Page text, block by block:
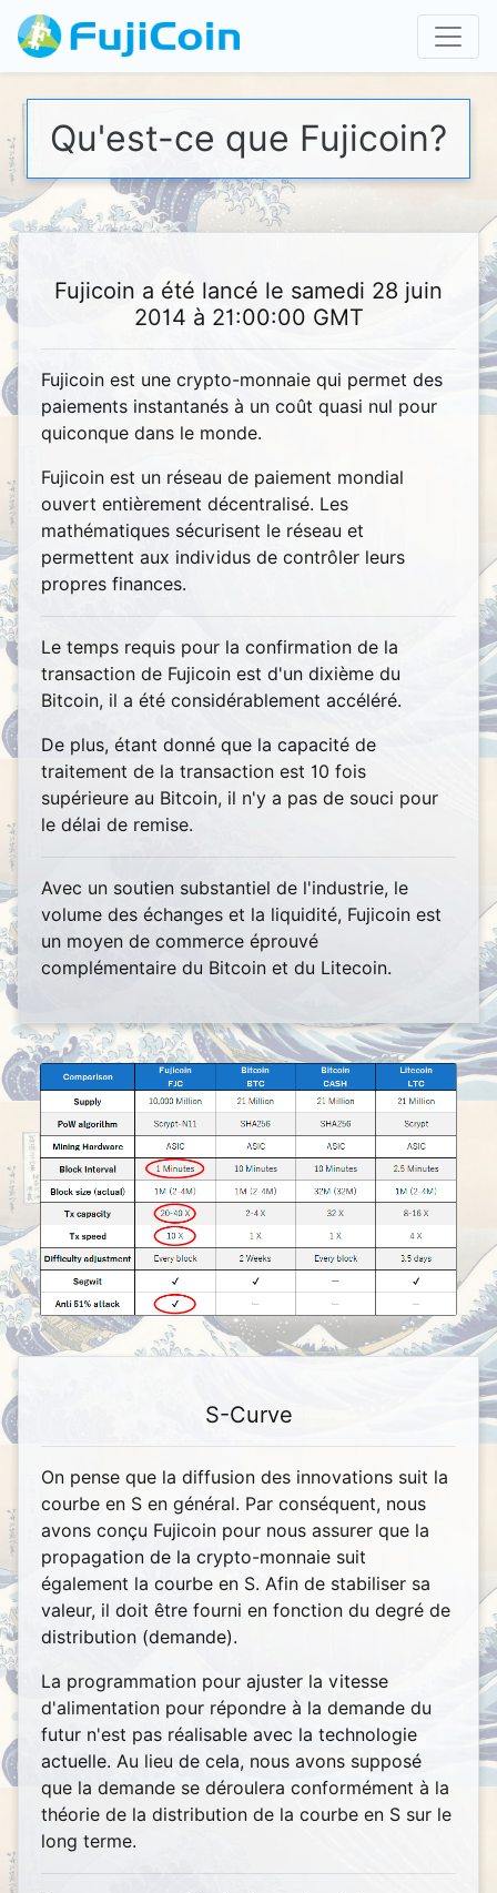
Qu'est-ce que Fujicoin?
Fujicoin a été lancé le samedi 28 juin
2014 à 21:00:00 GMT
Fujicoin est une crypto-monnaie qui permet des
paiements instantanés à un coût quasi nul pour
quiconque dans le monde.
Fujicoin est un réseau de paiement mondial
ouvert entièrement décentralisé. Les
mathématiques sécurisent le réseau et
permettent aux individus de contrôler leurs
propres finances.
Le temps requis pour la confirmation de la
transaction de Fujicoin est d'un dixième du
Bitcoin, il a été considérablement accéléré.
De plus, étant donné que la capacité de
traitement de la transaction est 10 fois
supérieure au Bitcoin, il n'y a pas de souci pour
le délai de remise.
Avec un soutien substantiel de l'industrie, le
volume des échanges et la liquidité, Fujicoin est
un moyen de commerce éprouvé
complémentaire du Bitcoin et du Litecoin.
S-Curve
On pense que la diffusion des innovations suit la
courbe en S en général. Par conséquent, nous
avons conçu Fujicoin pour nous assurer que la
propagation de la crypto-monnaie suit
également la courbe en S. Afin de stabiliser sa
valeur, il doit être fourni en fonction du degré de
distribution (demande).
La programmation pour ajuster la vitesse
d'alimentation pour répondre à la demande du
futur n'est pas réalisable avec la technologie
actuelle. Au lieu de cela, nous avons supposé
que la demande se déroulera conformément à la
théorie de la distribution de la courbe en S sur le
long terme.